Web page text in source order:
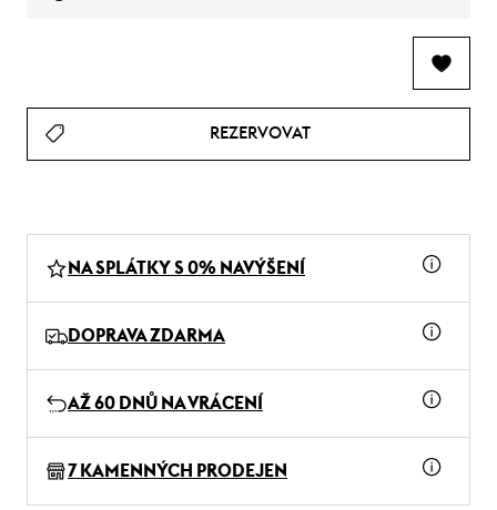
REZERVOVAT
NA SPLÁTKY S 0% NAVÝŠENÍ
DOPRAVA ZDARMA
AŽ 60 DNŮ NA VRÁCENÍ
7 KAMENNÝCH PRODEJEN